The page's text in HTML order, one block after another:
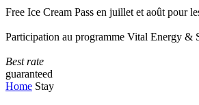
Free Ice Cream Pass en juillet et août pour
Participation au programme Vital Energy &
Best rate
guaranteed
Home Stay